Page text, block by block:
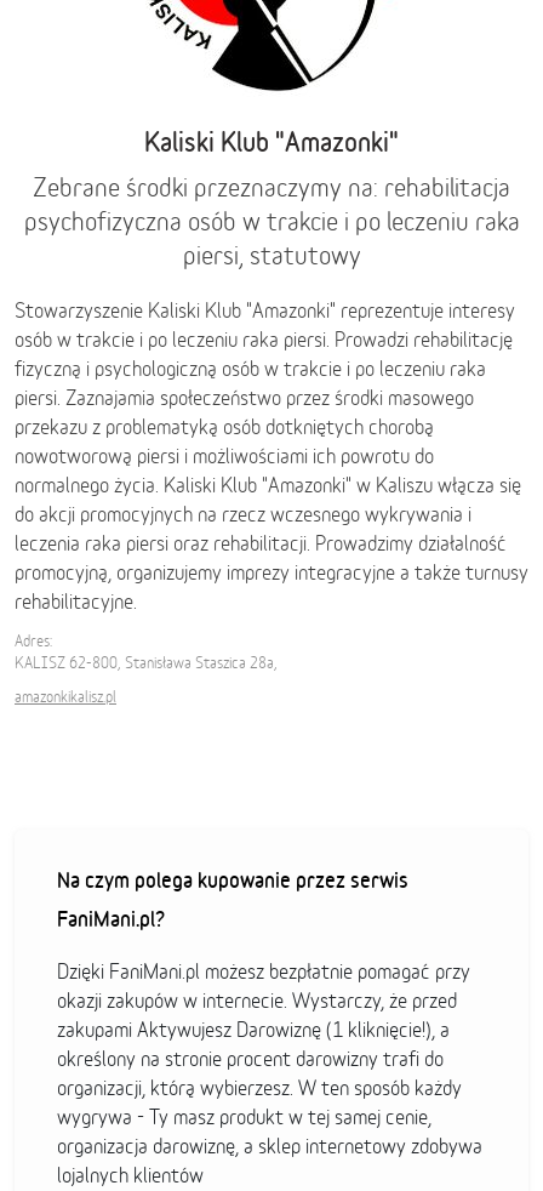
Kaliski Klub "Amazonki"
Zebrane środki przeznaczymy na: rehabilitacja
psychofizyczna osób w trakcie i po leczeniu raka
piersi, statutowy
Stowarzyszenie Kaliski Klub "Amazonki" reprezentuje interesy
osób w trakcie i po leczeniu raka piersi. Prowadzi rehabilitację
fizyczną i psychologiczną osób w trakcie i po leczeniu raka
piersi. Zaznajamia społeczeństwo przez środki masowego
przekazu z problematyką osób dotkniętych chorobą
nowotworową piersi i możliwościami ich powrotu do
normalnego życia. Kaliski Klub "Amazonki" w Kaliszu włącza się
do akcji promocyjnych na rzecz wczesnego wykrywania i
leczenia raka piersi oraz rehabilitacji. Prowadzimy działalność
promocyjną, organizujemy imprezy integracyjne a także turnusy
rehabilitacyjne.
Adres:
KALISZ 62-800, Stanisława Staszica 28a,
amazonkikalisz.pl
Na czym polega kupowanie przez serwis
FaniMani.pl?
Dzięki FaniMani.pl możesz bezpłatnie pomagać przy
okazji zakupów w internecie. Wystarczy, że przed
zakupami Aktywujesz Darowiznę (1 kliknięcie!), a
określony na stronie procent darowizny trafi do
organizacji, którą wybierzesz. W ten sposób każdy
wygrywa - Ty masz produkt w tej samej cenie,
organizacja darowiznę, a sklep internetowy zdobywa
lojalnych klientów